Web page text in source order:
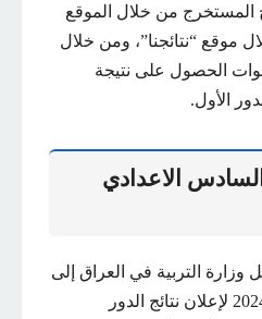
المستخرج من خلال الموقع
موقع “نتائجنا”، ومن خلال
الحصول على نتيجة
الاعدادي
التربية في العراق إلى
أنه تم تحديد يوم 27 تموز 2024 لإعلان نتائج الدور